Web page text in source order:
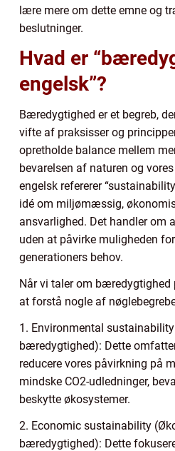
lære mere om dette emne og
beslutninger.
Hvad er
engelsk”?
Bæredygtighed er et begreb,
vifte af praksisser og
opretholde balance mellem
bevarelsen af naturen og
engelsk refererer
idé om miljømæssig,
ansvarlighed. Det handler om
uden at påvirke muligheden
generationers behov.
Når vi taler om bæredygtighed
at forstå nogle af
1. Environmental
bæredygtighed): Dette
reducere vores påvirkning på
mindske CO2-udledninger,
beskytte økosystemer.
2. Economic sustainability
bæredygtighed): Dette